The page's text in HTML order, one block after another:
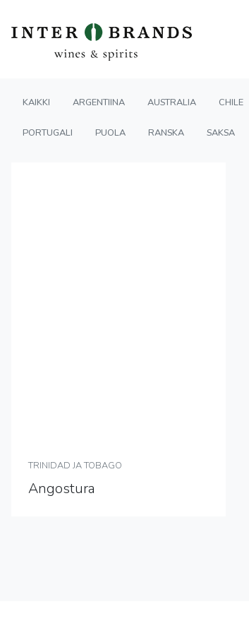
KAIKKI ARGENTIINA AUSTRALIA CHILE
PORTUGALI PUOLA RANSKA SAKSA
TRINIDAD JA TOBAGO
Angostura